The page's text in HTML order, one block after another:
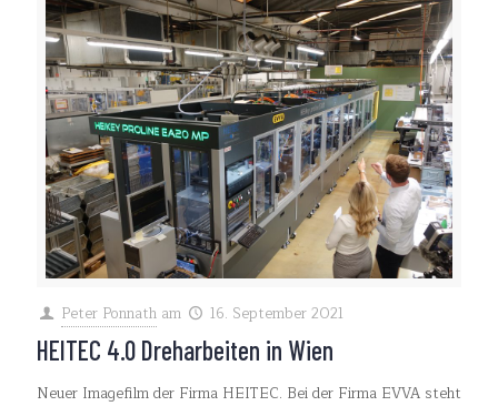
Peter Ponnath am 16. September 2021
HEITEC 4.0 Dreharbeiten in Wien
Neuer Imagefilm der Firma HEITEC. Bei der Firma EVVA steht